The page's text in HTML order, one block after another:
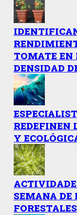
TOMATE EN
DENSIDAD
REDEFINEN
Y
SEMANA DE
FORESTALES